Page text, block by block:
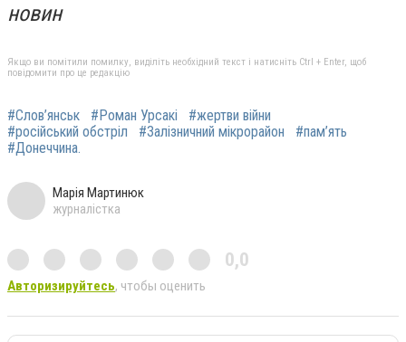
новин
Якщо ви помітили помилку, виділіть необхідний текст і натисніть Ctrl + Enter, щоб
повідомити про це редакцію
#Слов’янськ #Роман Урсакі
#жертви війни
#російський обстріл
#Залізничний мікрорайон
#пам’ять
#Донеччина.
Марія Мартинюк
журналістка
0,0
Авторизируйтесь, чтобы оценить